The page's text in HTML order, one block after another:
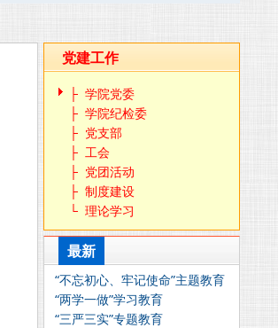
党建工作
├ 学院党委
├ 学院纪检委
├ 党支部
├ 工会
├ 党团活动
├ 制度建设
└ 理论学习
最新
“不忘初心、牢记使命”主题教育
“两学一做”学习教育
“三严三实”专题教育